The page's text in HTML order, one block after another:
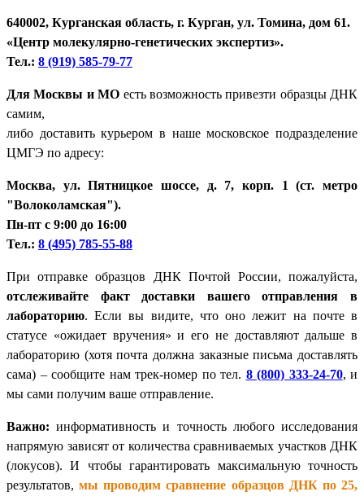
640002, Курганская область, г. Курган, ул. Томина, дом 61.
«Центр молекулярно-генетических экспертиз».
Тел.: 8 (919) 585-79-77
Для Москвы и МО есть возможность привезти образцы ДНК
самим,
либо доставить курьером в наше московское подразделение
ЦМГЭ по адресу:
Москва, ул. Пятницкое шоссе, д. 7, корп. 1 (ст. метро
"Волоколамская").
Пн-пт с 9:00 до 16:00
Тел.: 8 (495) 785-55-88
При отправке образцов ДНК Почтой России, пожалуйста,
отслеживайте факт доставки вашего отправления в
лабораторию. Если вы видите, что оно лежит на почте в
статусе «ожидает вручения» и его не доставляют дальше в
лабораторию (хотя почта должна заказные письма доставлять
сама) – сообщите нам трек-номер по тел. 8 (800) 333-24-70, и
мы сами получим ваше отправление.
Важно: информативность и точность любого исследования
напрямую зависят от количества сравниваемых участков ДНК
(локусов). И чтобы гарантировать максимальную точность
результатов,мы проводим сравнение образцов ДНК по 25,